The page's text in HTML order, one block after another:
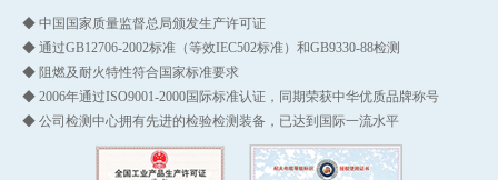
◆ 中国国家质量监督总局颁发生产许可证
◆ 通过GB12706-2002标准（等效IEC502标准）和GB9330-88检测
◆ 阻燃及耐火特性符合国家标准要求
◆ 2006年通过ISO9001-2000国际标准认证，同期荣获中华优质品牌称号
◆ 公司检测中心拥有先进的检验检测装备，已达到国际一流水平